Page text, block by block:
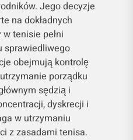
Jego decyzje
na dokładnych
tenisie pełni
sprawiedliwego
obejmują kontrolę
porządku
sędzią i
dyskrecji i
w utrzymaniu
z zasadami tenisa.